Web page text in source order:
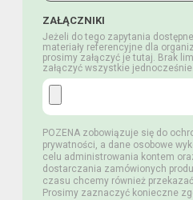
ZAŁĄCZNIKI
Jeżeli do tego zapytania
materiały referencyjne dla
prosimy załączyć je tutaj. Brak
załączyć wszystkie jednocześnie.
POZENA zobowiązuje się do
prywatności, a dane osobowe
celu administrowania kontem
dostarczania zamówionych
czasu chcemy również
Prosimy zaznaczyć konieczne